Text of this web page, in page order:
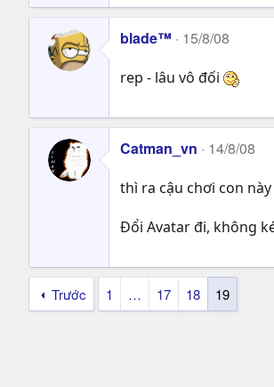
blade™ 15/8/08
rep - lâu vô đối
Catman_vn 14/8/08
thì ra cậu chơi con
Đổi Avatar đi, không
Trước 1 … 17 18 19